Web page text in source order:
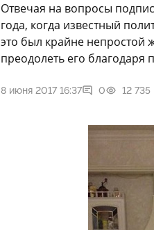
Отвечая на вопросы
года, когда известный
это был крайне непростой
преодолеть его
8 июня 2017 16:37 0 12 735